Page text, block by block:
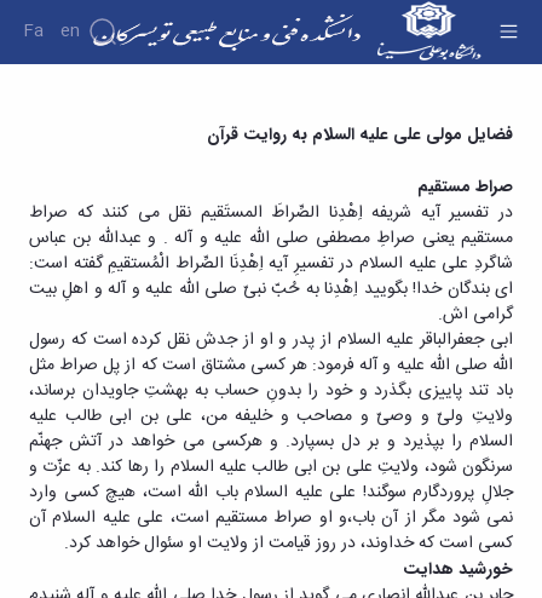
Fa En
دانشکده
درباره
دانشکده
تاریخچه
ریاست
دانشکده
آلبوم
عکس
اطلاعات
تماس
سازمان
دانشکده
معاونت
آموزشی
معاونت
پژوهشی
رجب سالروز میلاد حضرت علی علیه السلام -
دانشکده فنی و منابع طبیعی تویسرکان
فضایل مولی علی علیه السلام به روایت قرآن
صراط مستقیم
در تفسیر آیه شریفه اِهْدِنا الصِّراطَ المستَقیم نقل می کنند که صراط
مستقیم یعنی صراطِ مصطفی صلی الله علیه و آله . و عبداللّه بن عباس
شاگردِ علی علیه السلام در تفسیرِ آیه اِهْدِنَا الصِّراط الْمُستقیمِ گفته است:
ای بندگان خدا! بگویید اِهْدِنا به حُبّ نبیّ صلی الله علیه و آله و اهلِ بیت
گرامی اش.
ابی جعفرالباقر علیه السلام از پدر و او از جدش نقل کرده است که رسول
اللّه صلی الله علیه و آله فرمود: هر کسی مشتاق است که از پل صراط مثل
باد تند پاییزی بگذرد و خود را بدونِ حساب به بهشتِ جاویدان برساند،
ولایتِ ولیّ و وصیّ و مصاحب و خلیفه من، علی بن ابی طالب علیه
السلام را بپذیرد و بر دل بسپارد. و هرکسی می خواهد در آتش جهنّم
سرنگون شود، ولایتِ علی بن ابی طالب علیه السلام را رها کند. به عزّت و
جلالِ پروردگارم سوگند! علی علیه السلام باب اللّه است، هیچ کسی وارد
نمی شود مگر از آن باب،و او صراط مستقیم است، علی علیه السلام آن
کسی است که خداوند، در روز قیامت از ولایت او سئوال خواهد کرد.
خورشید هدایت